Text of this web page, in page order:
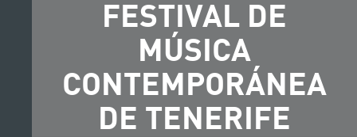
FESTIVAL DE
MÚSICA
CONTEMPORÁNEA
DE TENERIFE